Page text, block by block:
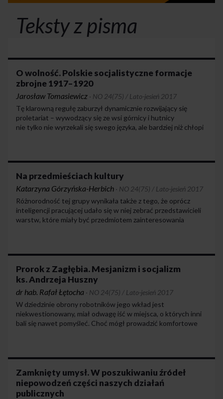
Teksty z pisma
O wolność. Polskie socjalistyczne formacje
zbrojne 1917–1920
Jarosław Tomasiewicz · NO 24(75) / Lato-jesień 2017
Tę klarowną regułę zaburzył dynamicznie rozwijający się
proletariat – wywodzący się ze wsi górnicy i hutnicy
nie tylko nie wyrzekali się swego języka, ale bardziej niż chłopi
od ekspansji na wschodzie, postrzeganej jako obrona
majątków polskich obszarników, to w pełni solidaryzowali się
z postulatem przyłączenia do Polski proletariackiego Śląska.
Na przedmieściach kultury
Katarzyna Górzyńska-Herbich · NO 24(75) / Lato-jesień 2017
Różnorodność tej grupy wynikała także z tego, że oprócz
inteligencji pracującej udało się w niej zebrać przedstawicieli
warstw, które miały być przedmiotem zainteresowania
w dwudziestoleciu kilka, jednak niewiele z nich się powiodło.
Prorok z Zagłębia. Mesjanizm i socjalizm
ks. Andrzeja Huszny
dr hab. Rafał Łętocha · NO 24(75) / Lato-jesień 2017
W dziedzinie obrony robotników jego wkład jest
niekwestionowany, miał odwagę iść w miejsca, o których inni
bali się nawet pomyśleć. Choć mógł prowadzić komfortowe
odłogiem.
Zamknięty umysł. W poszukiwaniu źródeł
niepowodzeń części naszych działań
publicznych